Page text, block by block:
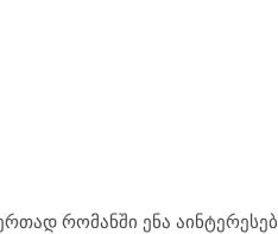
რომანში ენა